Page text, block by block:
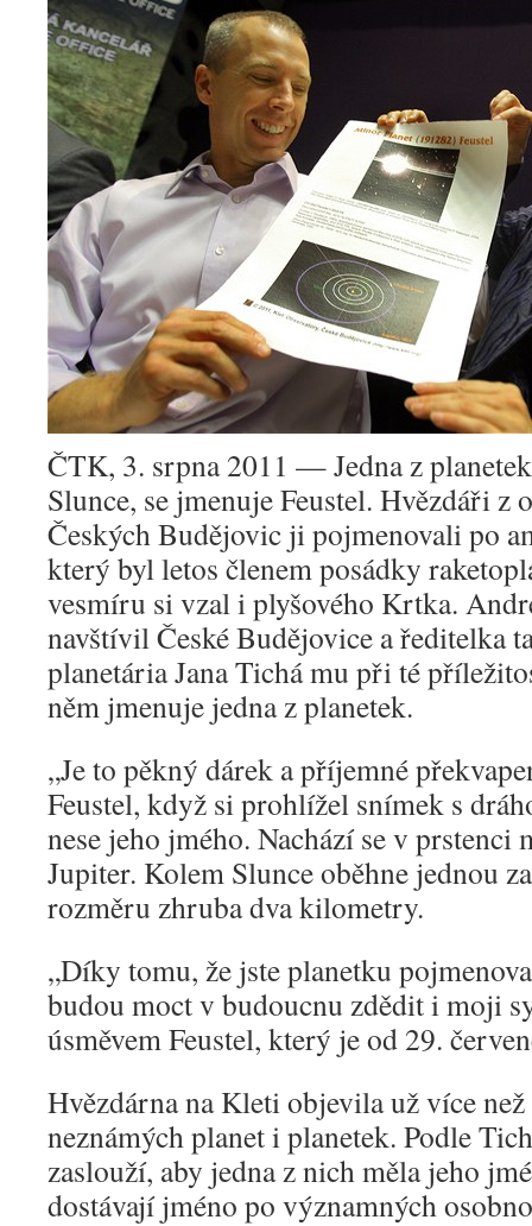
ČTK, 3. srpna 2011 — Jedna z
Slunce, se jmenuje Feustel. Hvězdáři z
Českých Budějovic ji pojmenovali po
který byl letos členem posádky
vesmíru si vzal i plyšového Krtka.
navštívil České Budějovice a ředitelka
planetária Jana Tichá mu při té
něm jmenuje jedna z planetek.
„Je to pěkný dárek a příjemné
Feustel, když si prohlížel snímek s
nese jeho jmého. Nachází se v prstenci
Jupiter. Kolem Slunce oběhne jednou
rozměru zhruba dva kilometry.
„Díky tomu, že jste planetku
budou moct v budoucnu zdědit i moji
úsměvem Feustel, který je od 29.
Hvězdárna na Kleti objevila už více než
neznámých planet i planetek. Podle
zaslouží, aby jedna z nich měla jeho
dostávají jméno po významných